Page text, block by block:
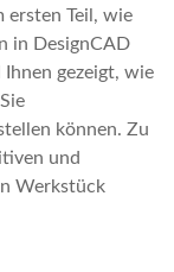
ersten Teil, wie
in DesignCAD
gezeigt, wie
können. Zu
und
Werkstück